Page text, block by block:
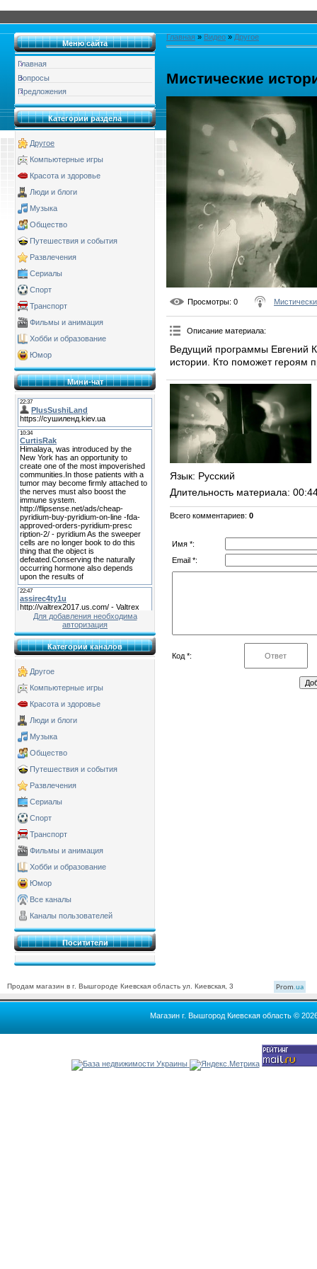
Меню сайта
Главная
Вопросы
Предложения
Категории раздела
Другое
Компьютерные игры
Красота и здоровье
Люди и блоги
Музыка
Общество
Путешествия и события
Развлечения
Сериалы
Спорт
Транспорт
Фильмы и анимация
Хобби и образование
Юмор
Мини-чат
Для добавления необходима
авторизация
Категории каналов
Другое
Компьютерные игры
Красота и здоровье
Люди и блоги
Музыка
Общество
Путешествия и события
Развлечения
Сериалы
Спорт
Транспорт
Фильмы и анимация
Хобби и образование
Юмор
Все каналы
Каналы пользователей
Поситители
Главная » Видео » Другое
Мистические
Просмотры: 0
Описание материала:
Ведущий программы Евгений
истории. Кто поможет героям
Язык: Русский
Длительность материала:
Всего комментариев: 0
Имя *:
Email *:
Код *:
Продам магазин в г. Вышгороде Киевская область ул. Киевская, 3 Prom.ua
Магазин г. Вышгород Киевская область ©